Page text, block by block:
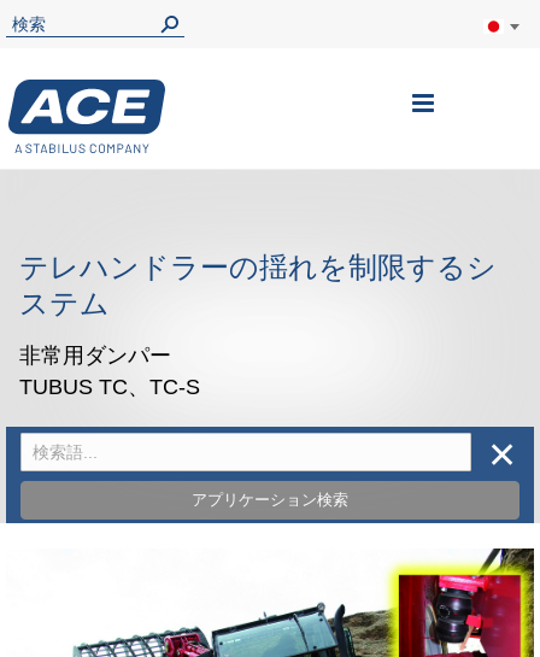
ナ
ぶ
テレハンドラーの揺れを制限するシ
ステム
非常用ダンパー
TUBUS TC、TC-S
アプリケーション検索
✕